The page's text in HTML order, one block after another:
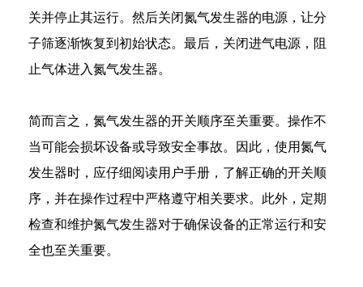
关并停止其运行。然后关闭氮气发生器的电源，让分
子筛逐渐恢复到初始状态。最后，关闭进气电源，阻
止气体进入氮气发生器。
简而言之，氮气发生器的开关顺序至关重要。操作不
当可能会损坏设备或导致安全事故。因此，使用氮气
发生器时，应仔细阅读用户手册，了解正确的开关顺
序，并在操作过程中严格遵守相关要求。此外，定期
检查和维护氮气发生器对于确保设备的正常运行和安
全也至关重要。